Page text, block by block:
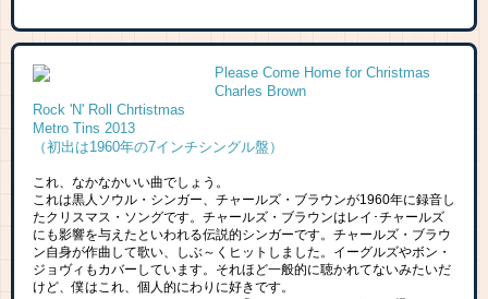
Please Come Home for Christmas
Charles Brown
Rock 'N' Roll Chrtistmas
Metro Tins 2013
（初出は1960年の7インチシングル盤）
これ、なかなかいい曲でしょう。
これは黒人ソウル・シンガー、チャールズ・ブラウンが1960年に録音し
たクリスマス・ソングです。チャールズ・ブラウンはレイ･チャールズ
にも影響を与えたといわれる伝説的シンガーです。チャールズ・ブラウ
ン自身が作曲して歌い、しぶ～くヒットしました。イーグルズやボン・
ジョヴィもカバーしています。それほど一般的に聴かれてないみたいだ
けど、僕はこれ、個人的にわりに好きです。